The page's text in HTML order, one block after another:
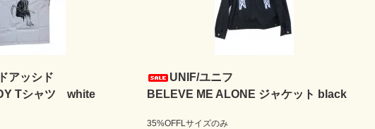
アッシド
Tシャツ white
UNIF/ユニフ
BELEVE ME ALONE ジャケット black
35%OFFLサイズのみ